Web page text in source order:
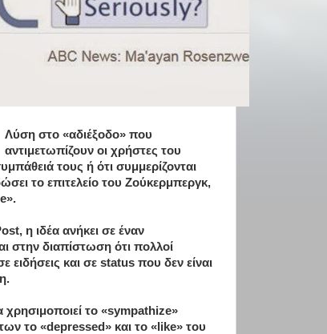
Λύση στο «αδιέξοδο» που
αντιμετωπίζουν οι χρήστες του
τους ή ότι συμμερίζονται
το επιτελείο του Ζούκερμπεργκ,
η ιδέα ανήκει σε έναν
στην διαπίστωση ότι πολλοί
και σε status που δεν είναι
το «sympathize»
το «depressed» και το «like» του